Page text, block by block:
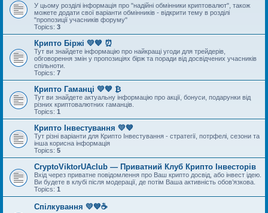
У цьому розділі інформація про "надійні обмінники криптовалют", також
можете додати свої варіанти обмінників - відкрити тему в розділі
"пропозиції учасників форуму"
Topics: 3
Крипто Біржі 💛💙 ⏰
Тут ви знайдете інформацію про найкращі угоди для трейдерів,
обговорення змін у пропозиціях бірж та поради від досвідчених учасників
спільноти.
Topics: 7
Крипто Гаманці 💛💙 ₿
Тут ви знайдете актуальну інформацію про акції, бонуси, подарунки від
різних криптовалютних гаманців.
Topics: 1
Крипто Інвестування 💛💙
Тут різні варіанти для Крипто Інвестування - стратегії, потрфелі, сезони та
інша корисна інформація
Topics: 5
CryptoViktorUAclub — Приватний Клуб Крипто Інвесторів
Вхід через приватне повідомлення про Ваш крипто досвід, або інвест ідею.
Ви будете в клубі після модерації, де потім Ваша активність обов’язкова.
Topics: 1
Спілкування 💛💙☕